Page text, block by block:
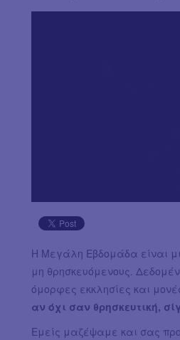
Η Μεγάλη Εβδομάδα είναι
μη θρησκευόμενους.
όμορφες εκκλησίες και
αν όχι σαν θρησκευτική,
Εμείς μαζέψαμε και σας